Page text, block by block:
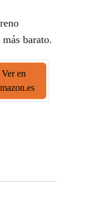
barato.
Ver en